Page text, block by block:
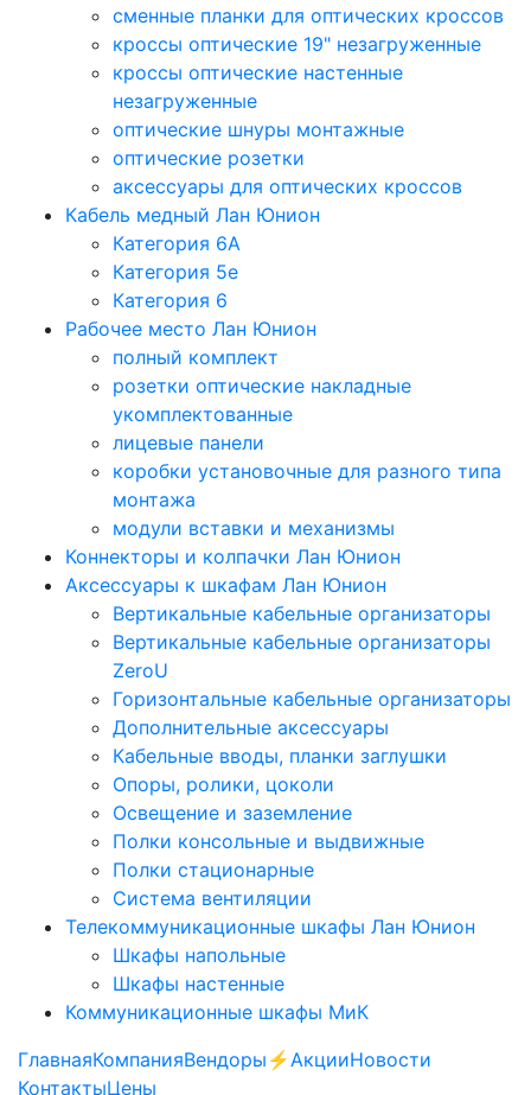
сменные планки для оптических кроссов
кроссы оптические 19" незагруженные
кроссы оптические настенные
незагруженные
оптические шнуры монтажные
оптические розетки
аксессуары для оптических кроссов
Кабель медный Лан Юнион
Категория 6A
Категория 5e
Категория 6
Рабочее место Лан Юнион
полный комплект
розетки оптические накладные
укомплектованные
лицевые панели
коробки установочные для разного типа
монтажа
модули вставки и механизмы
Коннекторы и колпачки Лан Юнион
Аксессуары к шкафам Лан Юнион
Вертикальные кабельные организаторы
Вертикальные кабельные организаторы
ZeroU
Горизонтальные кабельные организаторы
Дополнительные аксессуары
Кабельные вводы, планки заглушки
Опоры, ролики, цоколи
Освещение и заземление
Полки консольные и выдвижные
Полки стационарные
Система вентиляции
Телекоммуникационные шкафы Лан Юнион
Шкафы напольные
Шкафы настенные
Коммуникационные шкафы МиК
ГлавнаяКомпанияВендоры ⚡️АкцииНовости
КонтактыЦены